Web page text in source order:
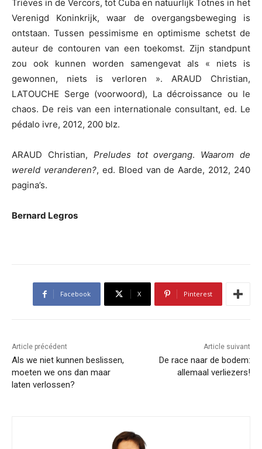
Trièves in de Vercors, tot Cuba en natuurlijk Totnes in het
Verenigd Koninkrijk, waar de overgangsbeweging is
ontstaan. Tussen pessimisme en optimisme schetst de
auteur de contouren van een toekomst. Zijn standpunt
zou ook kunnen worden samengevat als « niets is
gewonnen, niets is verloren ». ARAUD Christian,
LATOUCHE Serge (voorwoord), La décroissance ou le
chaos. De reis van een internationale consultant, ed. Le
pédalo ivre, 2012, 200 blz.
ARAUD Christian, Preludes tot overgang. Waarom de
wereld veranderen?, ed. Bloed van de Aarde, 2012, 240
pagina’s.
Bernard Legros
Facebook X Pinterest
Article précédent
Als we niet kunnen beslissen,
moeten we ons dan maar
laten verlossen?
Article suivant
De race naar de bodem:
allemaal verliezers!